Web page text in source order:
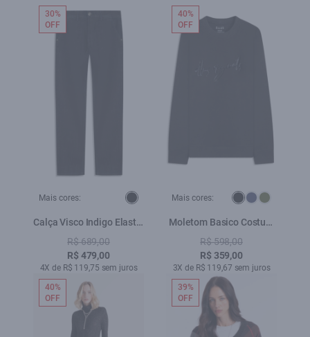
Mais cores:
Calça Visco Indigo Elastic
Skinny b Facao
Lav.Escuro C/ Pincelado
R$ 689,00
R$ 479,00
4X de R$ 119,75 sem juros
30%
OFF
Mais cores:
Moletom Basico Costum
Careca Preto
R$ 598,00
R$ 359,00
3X de R$ 119,67 sem juros
40%
OFF
40%
OFF
39%
OFF